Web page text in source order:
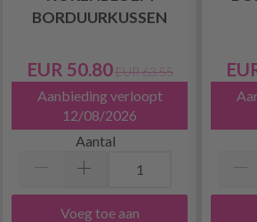
BORDUURKUSSEN
EUR 50.80 EUR 63.55
Aanbieding verloopt
12/08/2026
Aantal
Voeg toe aan